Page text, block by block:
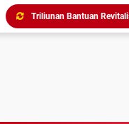
Menindak Lanjuti Arahan